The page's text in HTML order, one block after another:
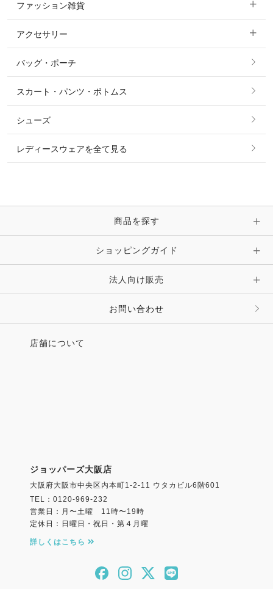
ニット・セーター
シャツ・ブラウス・ワンピース
ショージャケット
ショーシャツ
ファッション雑貨
すべてのファッション雑貨
ソックス
ベルト
時計・財布・キーケース・革小物
キーホルダー・チャーム・ストラップ
その他 ファッション雑貨
アクセサリー
すべてのアクセサリー
リング
ピアス・イヤリング
ピン・ブローチ・コサージュ
その他 アクセサリー
バッグ・ポーチ
スカート・パンツ・ボトムス
シューズ
レディースウェアを全て見る
商品を探す
ショッピングガイド
法人向け販売
お問い合わせ
店舗について
ジョッパーズ大阪店
大阪府大阪市中央区内本町1-2-11 ウタカビル6階601
TEL：0120-969-232
営業日：月〜土曜 11時〜19時
定休日：日曜日・祝日・第４月曜
詳しくはこちら